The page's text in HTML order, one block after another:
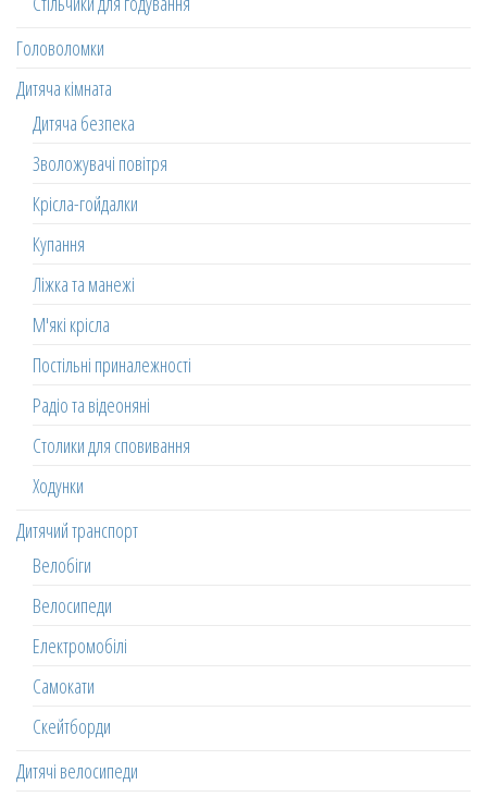
Головоломки
Дитяча кімната
Дитяча безпека
Зволожувачі повітря
Крісла-гойдалки
Купання
Ліжка та манежі
М'які крісла
Постільні приналежності
Радіо та відеоняні
Столики для сповивання
Ходунки
Дитячий транспорт
Велобіги
Велосипеди
Електромобілі
Самокати
Скейтборди
Дитячі велосипеди